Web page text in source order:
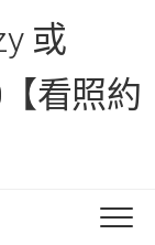
或
看照約